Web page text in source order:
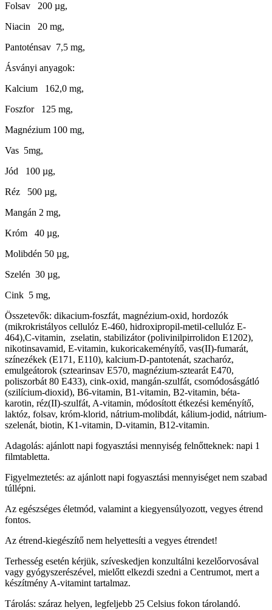
Folsav 200 µg,
Niacin 20 mg,
Pantoténsav 7,5 mg,
Ásványi anyagok:
Kalcium 162,0 mg,
Foszfor 125 mg,
Magnézium 100 mg,
Vas 5mg,
Jód 100 µg,
Réz 500 µg,
Mangán 2 mg,
Króm 40 µg,
Molibdén 50 µg,
Szelén 30 µg,
Cink 5 mg,
Összetevők: dikacium-foszfát, magnézium-oxid, hordozók
(mikrokristályos cellulóz E-460, hidroxipropil-metil-cellulóz E-
464),C-vitamin, zselatin, stabilizátor (polivinilpirrolidon E1202),
nikotinsavamid, E-vitamin, kukoricakeményítő, vas(II)-fumarát,
színezékek (E171, E110), kalcium-D-pantotenát, szacharóz,
emulgeátorok (sztearinsav E570, magnézium-sztearát E470,
poliszorbát 80 E433), cink-oxid, mangán-szulfát, csomódosásgátló
(szilícium-dioxid), B6-vitamin, B1-vitamin, B2-vitamin, béta-
karotin, réz(II)-szulfát, A-vitamin, módosított étkezési keményítő,
laktóz, folsav, króm-klorid, nátrium-molibdát, kálium-jodid, nátrium-
szelenát, biotin, K1-vitamin, D-vitamin, B12-vitamin.
Adagolás: ajánlott napi fogyasztási mennyiség felnőtteknek: napi 1
filmtabletta.
Figyelmeztetés: az ajánlott napi fogyasztási mennyiséget nem szabad
túllépni.
Az egészséges életmód, valamint a kiegyensúlyozott, vegyes étrend
fontos.
Az étrend-kiegészítő nem helyettesíti a vegyes étrendet!
Terhesség esetén kérjük, szíveskedjen konzultálni kezelőorvosával
vagy gyógyszerészével, mielőtt elkezdi szedni a Centrumot, mert a
készítmény A-vitamint tartalmaz.
Tárolás: száraz helyen, legfeljebb 25 Celsius fokon tárolandó.